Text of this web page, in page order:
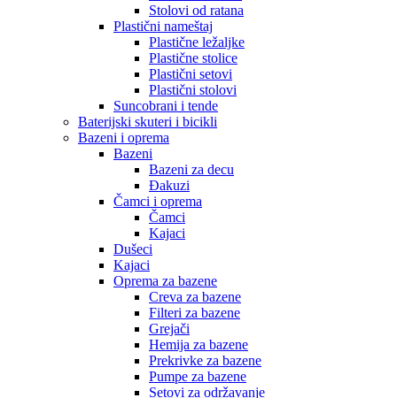
Stolovi od ratana
Plastični nameštaj
Plastične ležaljke
Plastične stolice
Plastični setovi
Plastični stolovi
Suncobrani i tende
Baterijski skuteri i bicikli
Bazeni i oprema
Bazeni
Bazeni za decu
Đakuzi
Čamci i oprema
Čamci
Kajaci
Dušeci
Kajaci
Oprema za bazene
Creva za bazene
Filteri za bazene
Grejači
Hemija za bazene
Prekrivke za bazene
Pumpe za bazene
Setovi za održavanje